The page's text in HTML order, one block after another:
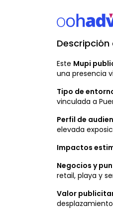
No
Este Mupi
una presencia
Tipo de
vinculada a
Perfil de
elevada
Impactos
Negocios y
retail, playa y
Valor